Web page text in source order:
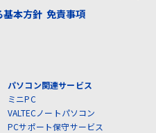
基本方針 免責事項
パソコン関連サービス
ミニPC
VALTECノートパソコン
PCサポート保守サービス